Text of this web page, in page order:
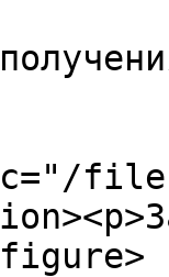
files/